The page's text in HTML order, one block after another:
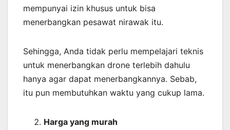
mempunyai izin khusus untuk bisa
menerbangkan pesawat nirawak itu.
Sehingga, Anda tidak perlu mempelajari teknis
untuk menerbangkan drone terlebih dahulu
hanya agar dapat menerbangkannya. Sebab,
itu pun membutuhkan waktu yang cukup lama.
Harga yang murah